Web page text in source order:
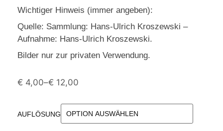
Wichtiger Hinweis (immer angeben):
Quelle: Sammlung: Hans-Ulrich Kroszewski –
Aufnahme: Hans-Ulrich Kroszewski.
Bilder nur zur privaten Verwendung.
€ 4,00–€ 12,00
AUFLÖSUNG